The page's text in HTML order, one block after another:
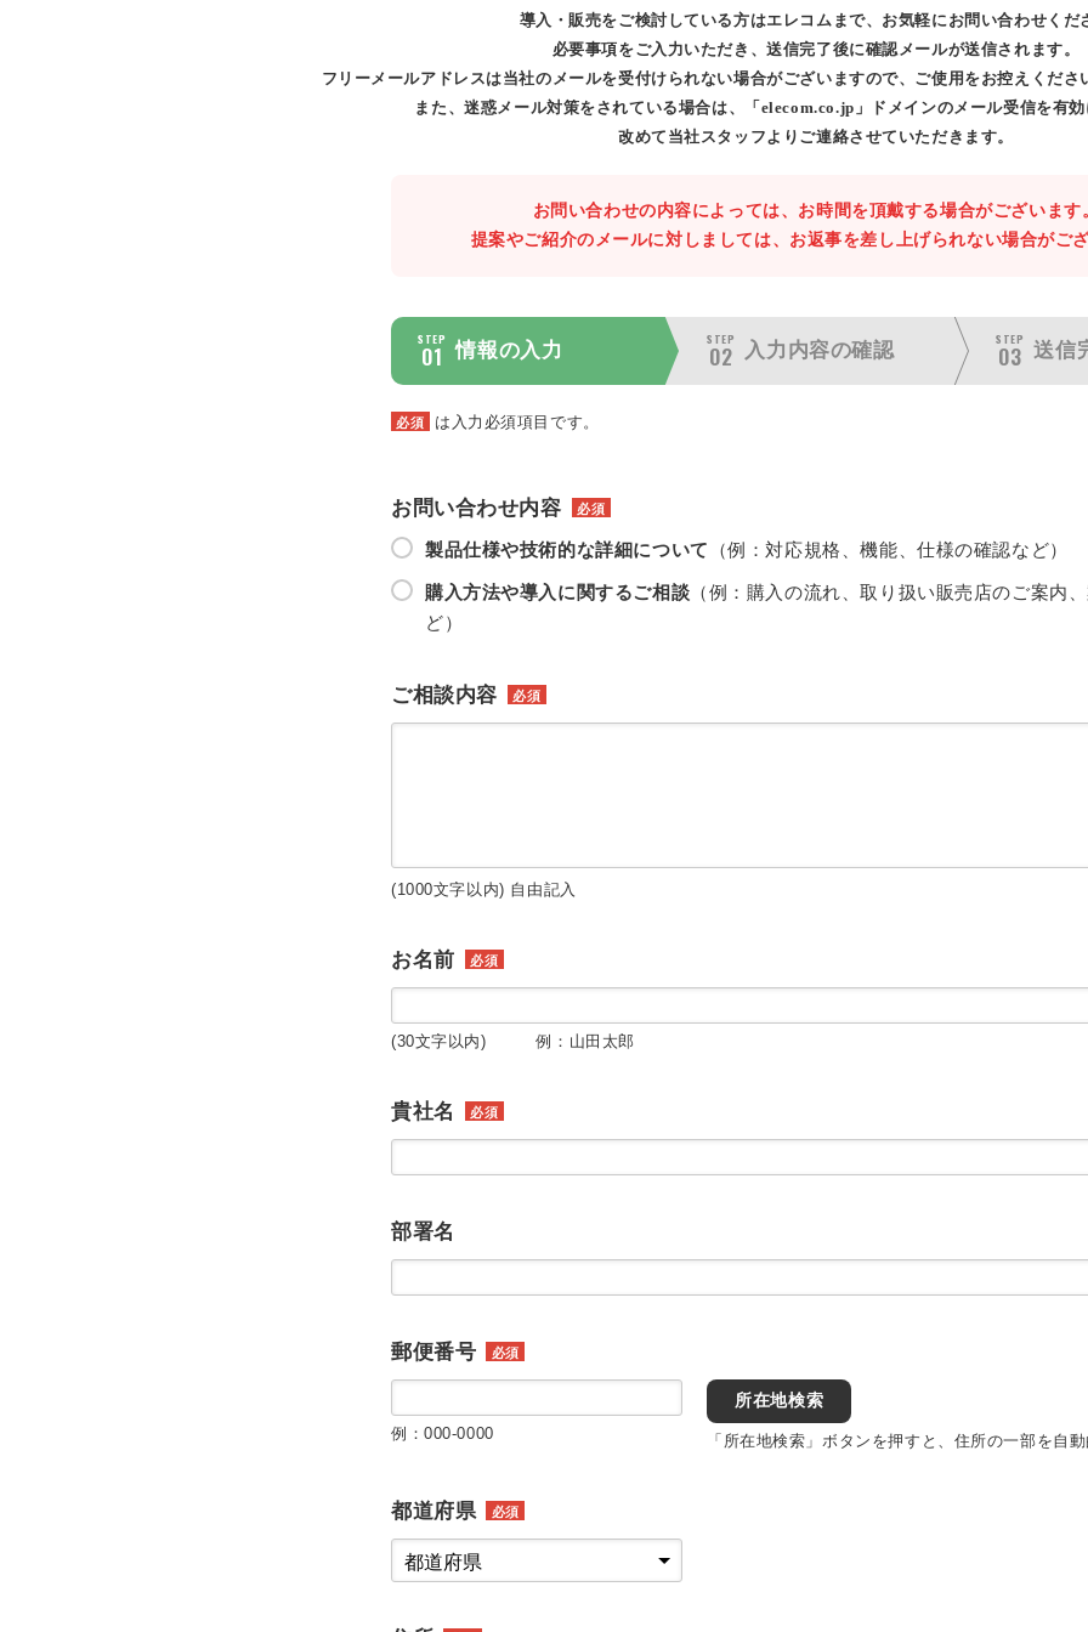
導入・販売をご検討している方はエレコムまで、お気軽にお問い合わせくだ
必要事項をご入力いただき、送信完了後に確認メールが送信されます。
フリーメールアドレスは当社のメールを受付けられない場合がございますので、ご使用をお控えくださ
また、迷惑メール対策をされている場合は、「elecom.co.jp」ドメインのメール受信を有効
改めて当社スタッフよりご連絡させていただきます。
お問い合わせの内容によっては、お時間を頂戴する場合がございます
提案やご紹介のメールに対しましては、お返事を差し上げられない場合がござ
STEP
01 情報の入力
STEP
02 入力内容の確認
STEP
03 送信
必須 は入力必須項目です。
お問い合わせ内容 必須
製品仕様や技術的な詳細について （例：対応規格、機能、仕様の確認など）
購入方法や導入に関するご相談 （例：購入の流れ、取り扱い販売店のご案内
ど）
ご相談内容 必須
(1000文字以内) 自由記入
お名前 必須
(30文字以内) 例：山田太郎
貴社名 必須
部署名
郵便番号 必須
例：000-0000
所在地検索
「所在地検索」ボタンを押すと、住所の一部を自動
都道府県 必須